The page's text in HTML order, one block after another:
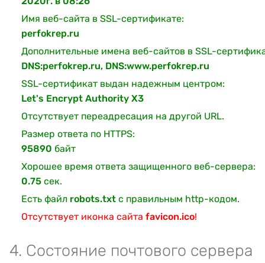
Имя веб-сайта в SSL-сертификате:
perfokrep.ru
Дополнительные имена веб-сайтов в SSL-
DNS:perfokrep.ru, DNS:www.perfokrep.ru
SSL-сертификат выдан надежным центром:
Let's Encrypt Authority X3
Отсутствует переадресация на другой URL.
Размер ответа по HTTPS:
95890 байт
Хорошее время ответа защищенного веб-сервера:
0.75 сек.
Есть файл robots.txt с правильным http-кодом.
Отсутствует иконка сайта favicon.ico!
4. Состояние почтового сервера